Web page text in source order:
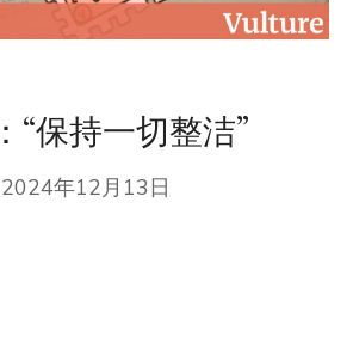
“保持一切整洁”
2024年12月13日